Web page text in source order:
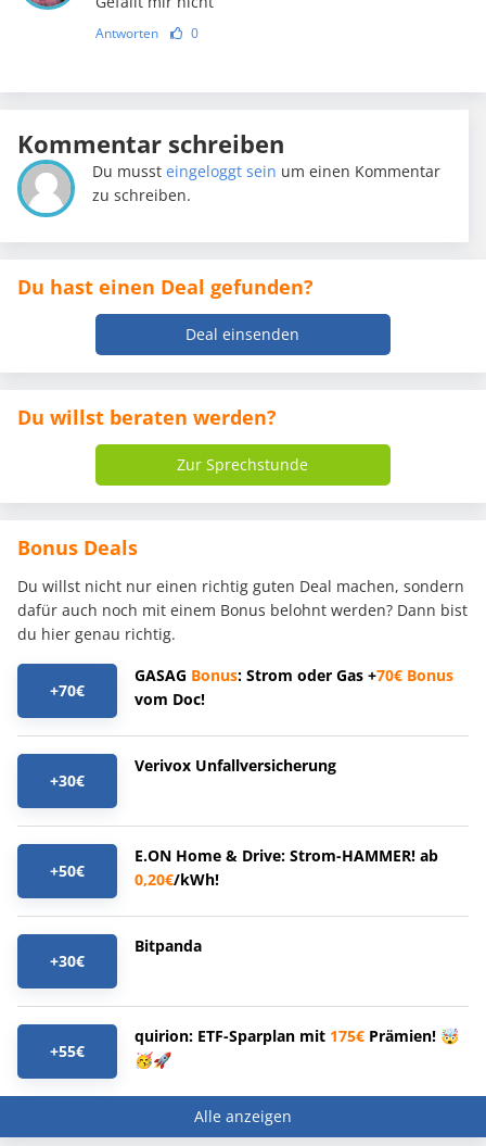
Antworten 0
Kommentar schreiben
Du mussteingeloggt sein um einen Kommentar
zu schreiben.
Du hast einen Deal gefunden?
Deal einsenden
Du willst beraten werden?
Zur Sprechstunde
Bonus Deals
Du willst nicht nur einen richtig guten Deal machen, sondern
dafür auch noch mit einem Bonus belohnt werden? Dann bist
du hier genau richtig.
+70€
GASAG Bonus: Strom oder Gas +70€ Bonus
vom Doc!
+30€
Verivox Unfallversicherung
+50€
E.ON Home & Drive: Strom-HAMMER! ab
0,20€/kWh!
+30€
Bitpanda
+55€
quirion: ETF-Sparplan mit 175€ Prämien! 🤯
🥳🚀
Alle anzeigen